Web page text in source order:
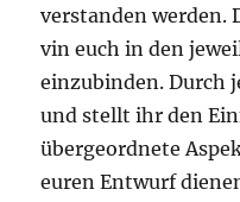
verstanden werden.
vin euch in den
einzubinden. Durch
und stellt ihr den
übergeordnete
euren Entwurf